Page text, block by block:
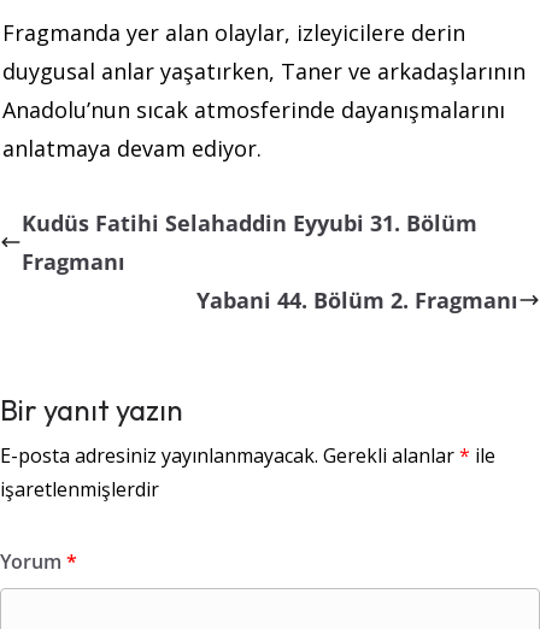
Fragmanda yer alan olaylar, izleyicilere derin
duygusal anlar yaşatırken, Taner ve arkadaşlarının
Anadolu’nun sıcak atmosferinde dayanışmalarını
anlatmaya devam ediyor.
Kudüs Fatihi Selahaddin Eyyubi 31. Bölüm
Fragmanı
Yabani 44. Bölüm 2. Fragmanı
Bir yanıt yazın
E-posta adresiniz yayınlanmayacak. Gerekli alanlar* ile
işaretlenmişlerdir
Yorum *